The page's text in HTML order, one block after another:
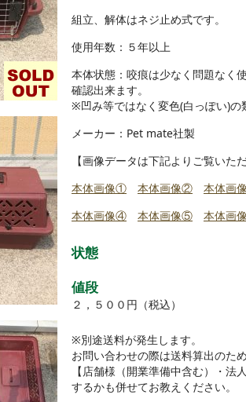
組立、解体はネジ止め式です。
使用年数：５年以上
本体状態：咬痕は少なく問題なく
確認出来ます。
※凹み等ではなく変色(白っぽい)の
メーカー：Pet mate社製
【画像データは下記よりご覧いた
本体画像①
本体画像②
本体画
本体画像④
本体画像⑤ 本体画
状態
値段
２，５００円（税込）
※別途送料が発生します。
お問い合わせの際は送料算出のた
【店舗様（開業準備中含む）・法
するかも併せてお教えください。